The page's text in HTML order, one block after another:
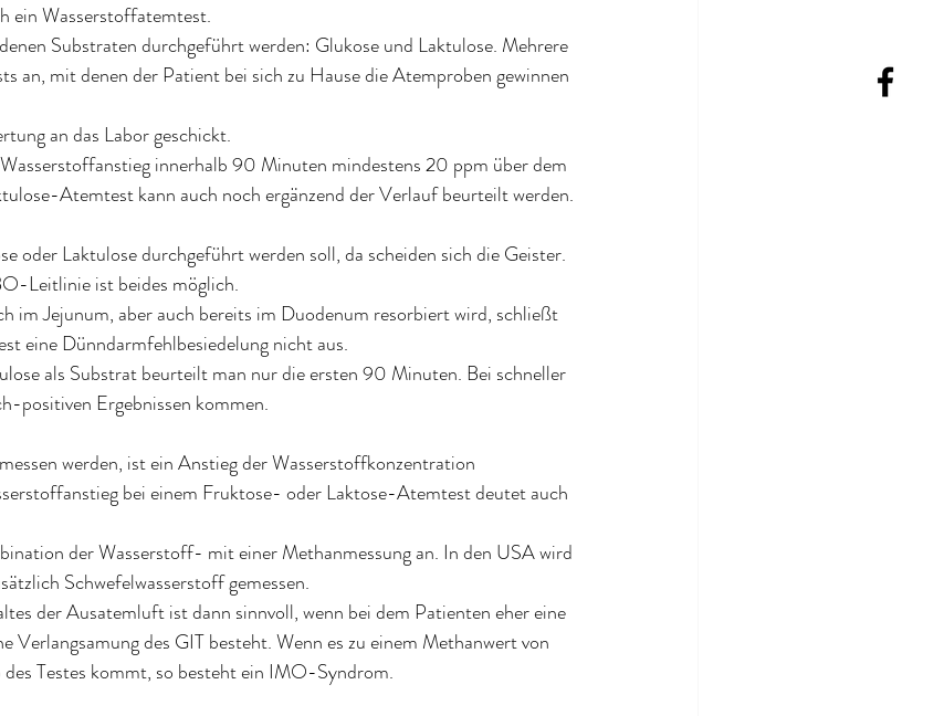
ein Wasserstoffatemtest.
Substraten durchgeführt werden: Glukose und Laktulose. Mehrere
an, mit denen der Patient bei sich zu Hause die Atemproben gewinnen
an das Labor geschickt.
innerhalb 90 Minuten mindestens 20 ppm über dem
Atemtest kann auch noch ergänzend der Verlauf beurteilt werden.
oder Laktulose durchgeführt werden soll, da scheiden sich die Geister.
Leitlinie ist beides möglich.
im Jejunum, aber auch bereits im Duodenum resorbiert wird, schließt
eine Dünndarmfehlbesiedelung nicht aus.
als Substrat beurteilt man nur die ersten 90 Minuten. Bei schneller
positiven Ergebnissen kommen.
werden, ist ein Anstieg der Wasserstoffkonzentration
bei einem Fruktose- oder Laktose-Atemtest deutet auch
der Wasserstoff- mit einer Methanmessung an. In den USA wird
Schwefelwasserstoff gemessen.
der Ausatemluft ist dann sinnvoll, wenn bei dem Patienten eher eine
Verlangsamung des GIT besteht. Wenn es zu einem Methanwert von
Testes kommt, so besteht ein IMO-Syndrom.